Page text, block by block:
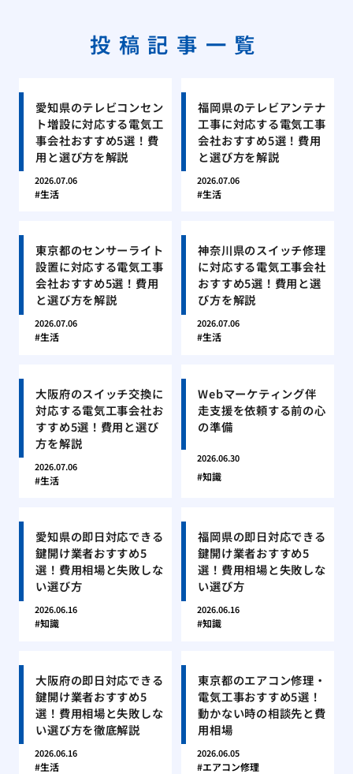
投稿記事一覧
愛知県のテレビコンセン
ト増設に対応する電気工
事会社おすすめ5選！費
用と選び方を解説
2026.07.06
生活
福岡県のテレビアンテナ
工事に対応する電気工事
会社おすすめ5選！費用
と選び方を解説
2026.07.06
生活
東京都のセンサーライト
設置に対応する電気工事
会社おすすめ5選！費用
と選び方を解説
2026.07.06
生活
神奈川県のスイッチ修理
に対応する電気工事会社
おすすめ5選！費用と選
び方を解説
2026.07.06
生活
大阪府のスイッチ交換に
対応する電気工事会社お
すすめ5選！費用と選び
方を解説
2026.07.06
生活
Webマーケティング伴
走支援を依頼する前の心
の準備
2026.06.30
知識
愛知県の即日対応できる
鍵開け業者おすすめ5
選！費用相場と失敗しな
い選び方
2026.06.16
知識
福岡県の即日対応できる
鍵開け業者おすすめ5
選！費用相場と失敗しな
い選び方
2026.06.16
知識
大阪府の即日対応できる
鍵開け業者おすすめ5
選！費用相場と失敗しな
い選び方を徹底解説
2026.06.16
生活
東京都のエアコン修理・
電気工事おすすめ5選！
動かない時の相談先と費
用相場
2026.06.05
エアコン修理